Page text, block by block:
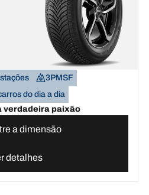
3PMSF
do dia a dia
verdadeira paixão
a dimensão
detalhes